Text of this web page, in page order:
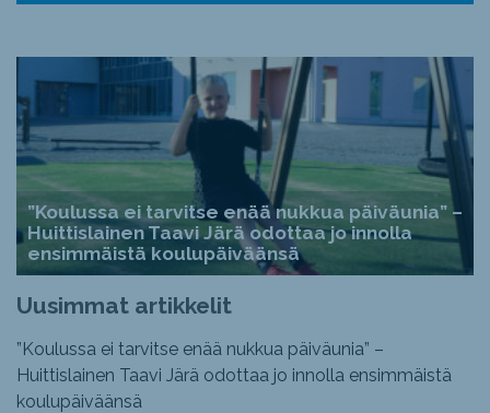
”Koulussa ei tarvitse enää nukkua päiväunia” –
Huittislainen Taavi Järä odottaa jo innolla
ensimmäistä koulupäiväänsä
Uusimmat artikkelit
”Koulussa ei tarvitse enää nukkua päiväunia” –
Huittislainen Taavi Järä odottaa jo innolla ensimmäistä
koulupäiväänsä